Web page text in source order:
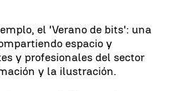
el 'Verano de bits': una
espacio y
y profesionales del sector
y la ilustración.